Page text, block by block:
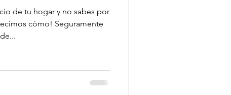
de tu hogar y no sabes por
cómo! Seguramente